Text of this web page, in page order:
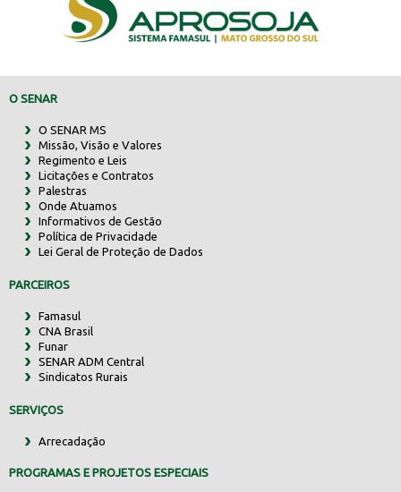
O SENAR
O SENAR MS
Missão, Visão e Valores
Regimento e Leis
Licitações e Contratos
Palestras
Onde Atuamos
Informativos de Gestão
Política de Privacidade
Lei Geral de Proteção de Dados
PARCEIROS
Famasul
CNA Brasil
Funar
SENAR ADM Central
Sindicatos Rurais
SERVIÇOS
Arrecadação
PROGRAMAS E PROJETOS ESPECIAIS